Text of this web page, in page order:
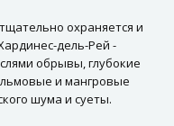
охраняется и
дель-Рей -
обрывы, глубокие
и мангровые
шума и суеты.